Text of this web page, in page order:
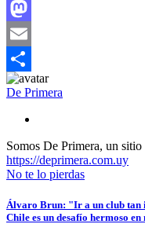
Facebook
Mastodon
Email
Compartir
De Primera
Somos De Primera, un sitio
https://deprimera.com.uy
No te lo pierdas
Álvaro Brun: "Ir a un club tan
Chile es un desafío hermoso